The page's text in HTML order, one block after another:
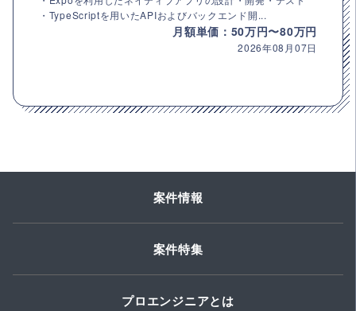
・TypeScriptを用いたAPIおよびバックエンド開...
月額単価：50万円〜80万円
2026年08月07日
案件情報
案件特集
プロエンジニアとは